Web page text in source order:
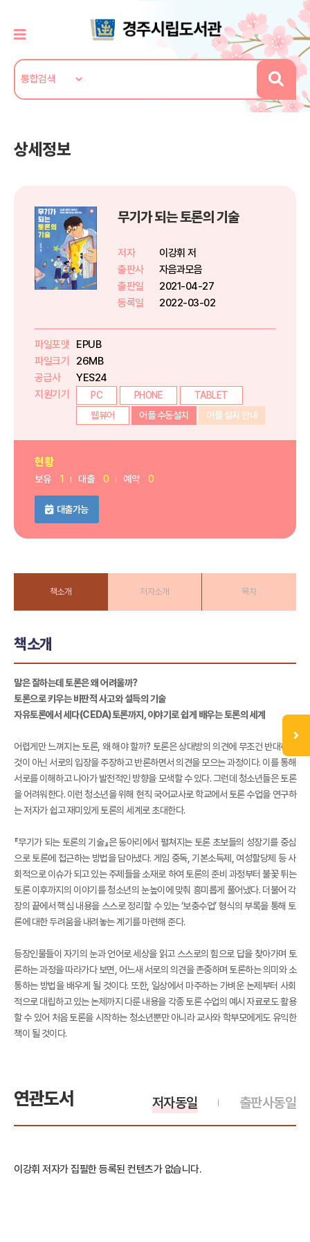
상세정보
무기가 되는 토론의 기술
저자
이강휘 저
출판사
자음과모음
출판일
2021-04-27
등록일
2022-03-02
파일포맷
EPUB
파일크기
26MB
공급사
YES24
지원기기
PC PHONE
TABLET
웹뷰어
어플 수동설치 어플 설치 안내
현황
보유 1 대출 0 예약 0
대출가능
책소개 저자소개 목차
책소개
말은 잘하는데 토론은 왜 어려울까?
토론으로 키우는 비판적 사고와 설득의 기술
자유토론에서 세다(CEDA)토론까지, 이야기로 쉽게 배우는 토론의 세계
어렵게만 느껴지는 토론, 왜 해야 할까? 토론은 상대방의 의견에 무조건 반대하는
것이 아닌 서로의 입장을 주장하고 반론하면서 의견을 모으는 과정이다. 이를 통해
서로를 이해하고 나아가 발전적인 방향을 모색할 수 있다. 그런데 청소년들은 토론
을 어려워한다. 이런 청소년을 위해 현직 국어교사로 학교에서 토론 수업을 연구하
는 저자가 쉽고 재미있게 토론의 세계로 초대한다.
『무기가 되는 토론의 기술』은 동아리에서 펼쳐지는 토론 초보들의 성장기를 중심
으로 토론에 접근하는 방법을 담아냈다. 게임 중독, 기본소득제, 여성할당제 등 사
회적으로 이슈가 되고 있는 주제들을 소재로 하여 토론의 준비 과정부터 불꽃 튀는
토론 이후까지의 이야기를 청소년의 눈높이에 맞춰 흥미롭게 풀어냈다. 더불어 각
장의 끝에서 핵심 내용을 스스로 정리할 수 있는 ‘보충수업’ 형식의 부록을 통해 토
론에 대한 두려움을 내려놓는 계기를 마련해 준다.
등장인물들이 자기의 눈과 언어로 세상을 읽고 스스로의 힘으로 답을 찾아가며 토
론하는 과정을 따라가다 보면, 어느새 서로의 의견을 존중하며 토론하는 의미와 소
통하는 방법을 배우게 될 것이다. 또한, 일상에서 마주하는 가벼운 논제부터 사회
적으로 대립하고 있는 논제까지 다룬 내용을 각종 토론 수업의 예시 자료로도 활용
할 수 있어 처음 토론을 시작하는 청소년뿐만 아니라 교사와 학부모에게도 유익한
책이 될 것이다.
연관도서 출판사동일
저자동일
이강휘 저자가 집필한 등록된 컨텐츠가 없습니다.